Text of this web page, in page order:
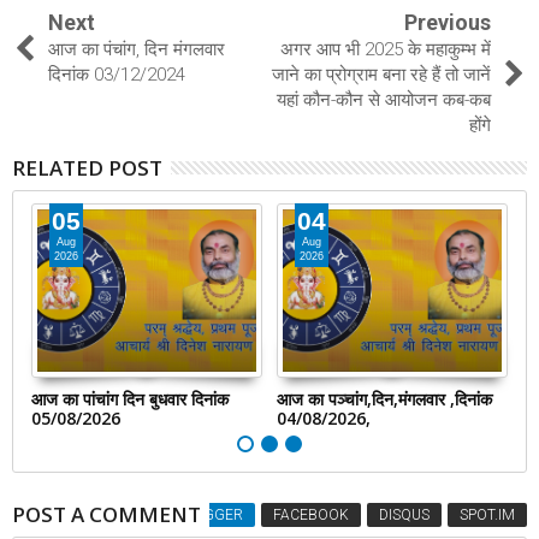
Next
आज का पंचांग, दिन मंगलवार
दिनांक 03/12/2024
Previous
अगर आप भी 2025 के महाकुम्भ में
जाने का प्रोग्राम बना रहे हैं तो जानें
यहां कौन-कौन से आयोजन कब-कब
होंगे
RELATED POST
05
Aug
2026
आज का पांचांग दिन बुधवार दिनांक
05/08/2026
04
Aug
2026
आज का पञ्चांग,दिन,मंगलवार ,दिनांक
04/08/2026,
POST A COMMENTBLOGGER FACEBOOK DISQUS SPOT.IM